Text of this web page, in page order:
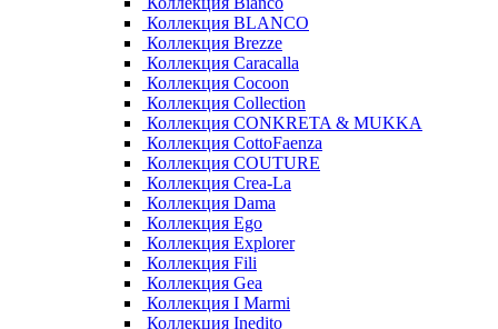
Коллекция BLANCO
Коллекция Brezze
Коллекция Caracalla
Коллекция Cocoon
Коллекция Collection
Коллекция CONKRETA & MUKKA
Коллекция CottoFaenza
Коллекция COUTURE
Коллекция Crea-La
Коллекция Dama
Коллекция Ego
Коллекция Explorer
Коллекция Fili
Коллекция Gea
Коллекция I Marmi
Коллекция Inedito